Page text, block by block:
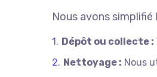
Nous avons
Dépôt ou collecte :
Nettoyage : Nous